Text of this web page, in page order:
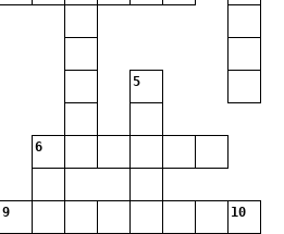
5
6
9 10